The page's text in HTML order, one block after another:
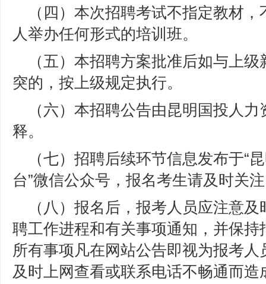
（四）本次招聘考试不指定教材
人举办任何形式的培训班。
（五）本招聘方案批准后如与上
突的，按上级规定执行。
（六）本招聘公告由昆明国投人
释。
（七）招聘后续环节信息发布于“
台”微信公众号，报名考生请及时关
（八）报名后，报考人员应注意
聘工作进程和有关事项通知，并保
所有事项凡在网站公告即视为报考
及时上网查看或联系电话不畅通而